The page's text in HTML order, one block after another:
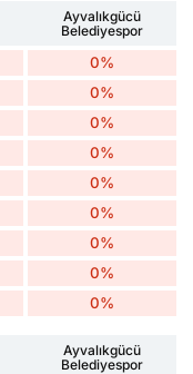
Ayvalıkgücü
Belediyespor
0%
0%
0%
0%
0%
0%
0%
0%
0%
Ayvalıkgücü
Belediyespor